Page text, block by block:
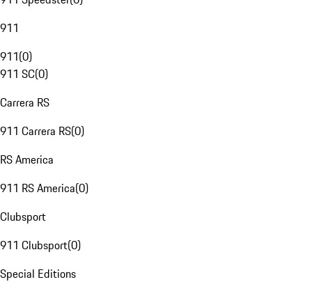
911
911(0)
911 SC(0)
Carrera RS
911 Carrera RS(0)
RS America
911 RS America(0)
Clubsport
911 Clubsport(0)
Special Editions